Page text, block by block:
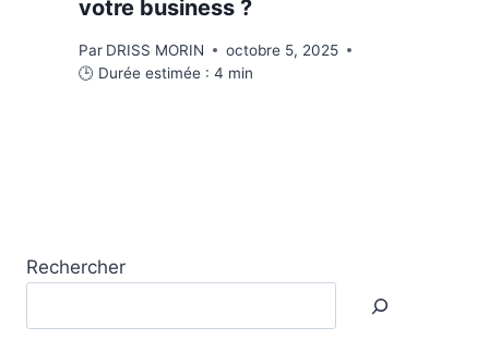
votre business ?
Par DRISS MORIN
octobre 5, 2025
🕒 Durée estimée : 4 min
Rechercher